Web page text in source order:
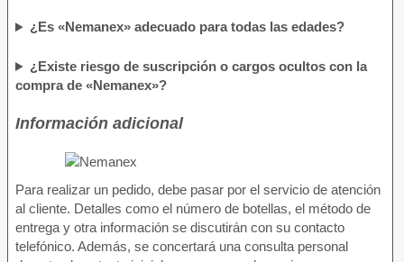
¿Es «Nemanex» adecuado para todas las edades?
¿Existe riesgo de suscripción o cargos ocultos con la
compra de «Nemanex»?
Información adicional
Para realizar un pedido, debe pasar por el servicio de atención
al cliente. Detalles como el número de botellas, el método de
entrega y otra información se discutirán con su contacto
telefónico. Además, se concertará una consulta personal